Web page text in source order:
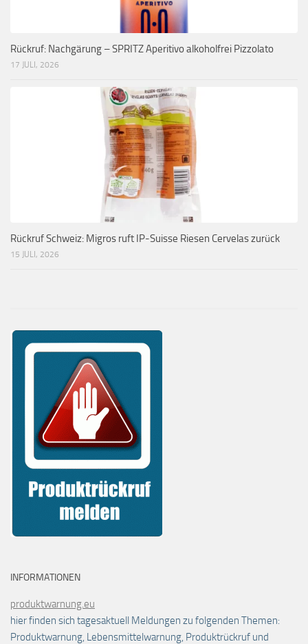
Rückruf: Nachgärung – SPRITZ Aperitivo alkoholfrei Pizzolato
17 JULI, 2026
Rückruf Schweiz: Migros ruft IP-Suisse Riesen Cervelas zurück
15 JULI, 2026
INFORMATIONEN
produktwarnung.eu
hier finden sich tagesaktuell Meldungen zu folgenden Themen:
Produktwarnung, Lebensmittelwarnung, Produktrückruf und